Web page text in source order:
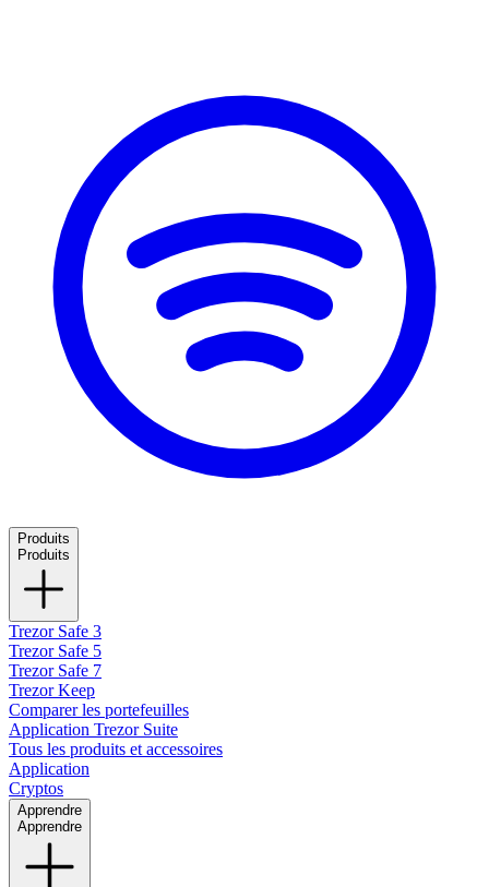
Produits
Produits
Trezor Safe 3
Trezor Safe 5
Trezor Safe 7
Trezor Keep
Comparer les portefeuilles
Application Trezor Suite
Tous les produits et accessoires
Application
Cryptos
Apprendre
Apprendre